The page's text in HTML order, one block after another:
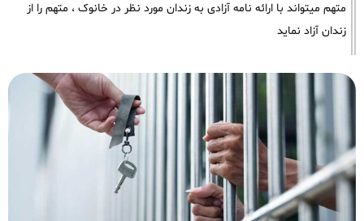
متهم میتواند با ارائه نامه آزادی به زندان مورد نظر در خانوک ، متهم را از
زندان آزاد نماید